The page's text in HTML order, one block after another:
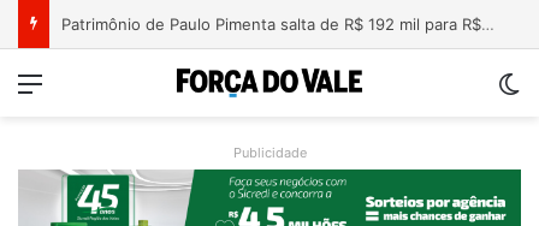
Nova lei endurece penas para crimes sexuais online contra crianças e adolescentes
Menu
Publicidade